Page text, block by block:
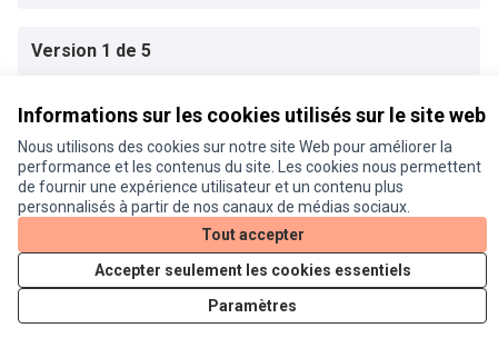
Informations sur les cookies utilisés sur le site web
Nous utilisons des cookies sur notre site Web pour améliorer la
performance et les contenus du site. Les cookies nous permettent
de fournir une expérience utilisateur et un contenu plus
personnalisés à partir de nos canaux de médias sociaux.
Tout accepter
Accepter seulement les cookies essentiels
Paramètres
Version 1 de 5
Paramètres des cookies
Je participe ! sur X
(Lien externe)
Je participe ! sur Facebook
(Lien externe)
Je participe ! sur Instagram
(Lien externe)
(Lien externe) logiciel libre Decidim
(Lien externe)
Licence
(Lien